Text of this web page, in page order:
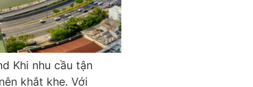
Khi nhu cầu tận
khắt khe. Với